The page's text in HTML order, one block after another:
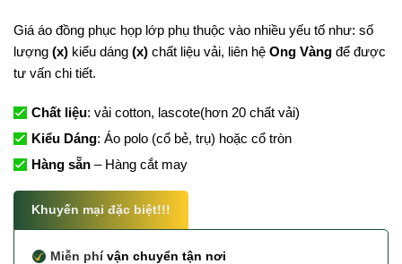
Giá áo đồng phục họp lớp phụ thuộc vào nhiều yếu tố như: số
lượng (x)kiểu dáng (x) chất liệu vải, liên hệ Ong Vàngđể được
tư vấn chi tiết.
Chất liệu: vải cotton, lascote(hơn 20 chất vải)
Kiểu Dáng: Áo polo (cổ bẻ, trụ) hoặc cổ tròn
Hàng sẵn– Hàng cắt may
Khuyến mại đặc biệt!!!
Miễn phívận chuyển tận nơi